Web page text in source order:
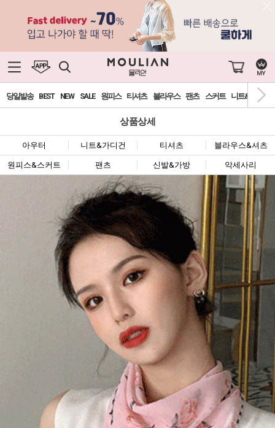
당일발송 BEST NEW SALE 원피스 티셔츠 블라우스 팬츠 스커트 니트&가디건
상품상세
아우터 니트&가디건 티셔츠 블라우스&셔츠
원피스&스커트 팬츠 신발&가방 악세사리